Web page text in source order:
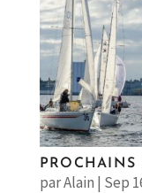
parAlain | Sep